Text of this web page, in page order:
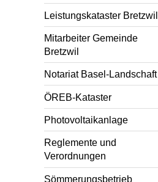
Leistungskataster Bretzwil
Mitarbeiter Gemeinde
Bretzwil
Notariat Basel-Landschaft
ÖREB-Kataster
Photovoltaikanlage
Reglemente und
Verordnungen
Sömmerungsbetrieb